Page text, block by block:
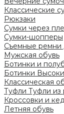
Классические
Рюкзаки
Сумки через
Сумки-шопперы
Съемные ремни
Мужская обувь
Ботинки и
Ботинки
Классическая
Туфли Туфли из
Кроссовки и
Летняя обувь